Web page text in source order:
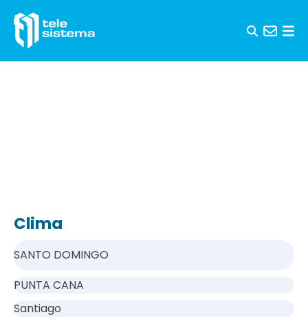
Clima
SANTO DOMINGO
PUNTA CANA
Santiago